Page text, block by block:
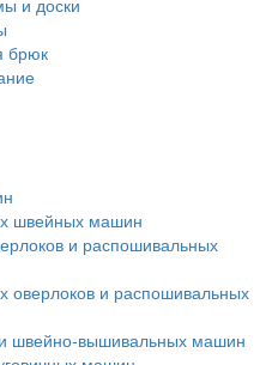
и доски
брюк
швейных машин
и распошивальных
и распошивальных
швейно-вышивальных машин